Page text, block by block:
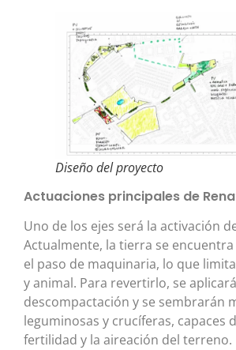
Diseño del proyecto
Actuaciones principales de
Uno de los ejes será la activación
Actualmente, la tierra se
el paso de maquinaria, lo que
y animal. Para revertirlo, se
descompactación y se sembrarán
leguminosas y crucíferas, capaces
fertilidad y la aireación del terreno.